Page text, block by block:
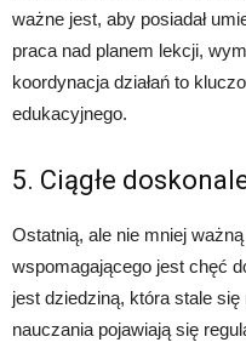
ważne jest, aby posiadał
praca nad planem lekcji,
koordynacja działań to
edukacyjnego.
5. Ciągłe
Ostatnią, ale nie mniej
wspomagającego jest chęć
jest dziedziną, która stale
nauczania pojawiają się